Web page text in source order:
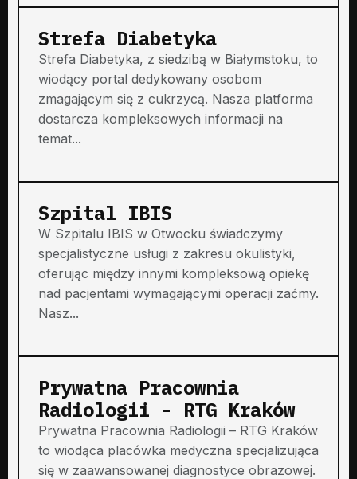
Strefa Diabetyka
Strefa Diabetyka, z siedzibą w Białymstoku, to
wiodący portal dedykowany osobom
zmagającym się z cukrzycą. Nasza platforma
dostarcza kompleksowych informacji na
temat...
Szpital IBIS
W Szpitalu IBIS w Otwocku świadczymy
specjalistyczne usługi z zakresu okulistyki,
oferując między innymi kompleksową opiekę
nad pacjentami wymagającymi operacji zaćmy.
Nasz...
Prywatna Pracownia
Radiologii - RTG Kraków
Prywatna Pracownia Radiologii – RTG Kraków
to wiodąca placówka medyczna specjalizująca
się w zaawansowanej diagnostyce obrazowej.